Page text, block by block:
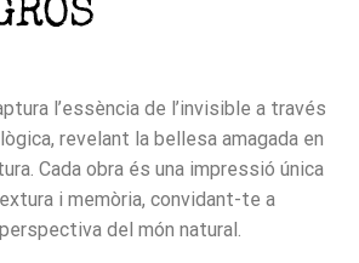
l’essència de l’invisible a través
revelant la bellesa amagada en
Cada obra és una impressió única
i memòria, convidant-te a
del món natural.